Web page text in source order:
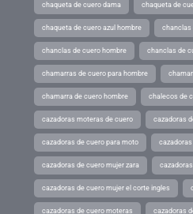
chaqueta de cuero dama chaqueta de
chaqueta de cuero azul hombre chanclas
chanclas de cuero hombre chanclas de
chamarras de cuero para hombre
chamarra de cuero hombre chalecos de
cazadoras moteras de cuero cazadoras
cazadoras de cuero para moto
cazadoras de cuero mujer zara
cazadoras de cuero mujer el corte ingles
cazadoras de cuero moteras cazadoras